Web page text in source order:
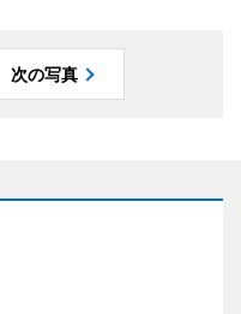
次の写真